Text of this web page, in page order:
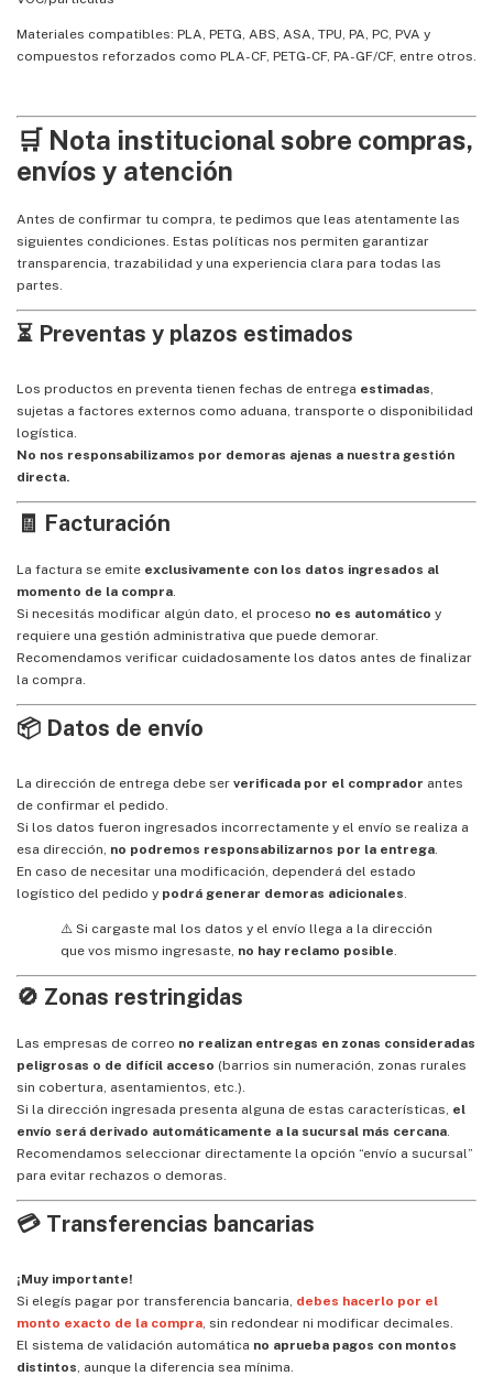
Materiales compatibles: PLA, PETG, ABS, ASA, TPU, PA, PC, PVA y
compuestos reforzados como PLA-CF, PETG-CF, PA-GF/CF, entre otros.
🛒 Nota institucional sobre compras,
envíos y atención
Antes de confirmar tu compra, te pedimos que leas atentamente las
siguientes condiciones. Estas políticas nos permiten garantizar
transparencia, trazabilidad y una experiencia clara para todas las
partes.
⏳ Preventas y plazos estimados
Los productos en preventa tienen fechas de entrega estimadas,
sujetas a factores externos como aduana, transporte o disponibilidad
logística.
No nos responsabilizamos por demoras ajenas a nuestra gestión
directa.
🧾 Facturación
La factura se emite exclusivamente con los datos ingresados al
momento de la compra.
Si necesitás modificar algún dato, el proceso no es automático y
requiere una gestión administrativa que puede demorar.
Recomendamos verificar cuidadosamente los datos antes de finalizar
la compra.
📦 Datos de envío
La dirección de entrega debe ser verificada por el comprador antes
de confirmar el pedido.
Si los datos fueron ingresados incorrectamente y el envío se realiza a
esa dirección, no podremos responsabilizarnos por la entrega.
En caso de necesitar una modificación, dependerá del estado
logístico del pedido y podrá generar demoras adicionales.
⚠️ Si cargaste mal los datos y el envío llega a la dirección
que vos mismo ingresaste, no hay reclamo posible.
🚫 Zonas restringidas
Las empresas de correo no realizan entregas en zonas consideradas
peligrosas o de difícil acceso (barrios sin numeración, zonas rurales
sin cobertura, asentamientos, etc.).
Si la dirección ingresada presenta alguna de estas características, el
envío será derivado automáticamente a la sucursal más cercana.
Recomendamos seleccionar directamente la opción “envío a sucursal”
para evitar rechazos o demoras.
💳 Transferencias bancarias
¡Muy importante!
Si elegís pagar por transferencia bancaria, debes hacerlo por el
monto exacto de la compra, sin redondear ni modificar decimales.
El sistema de validación automática no aprueba pagos con montos
distintos, aunque la diferencia sea mínima.